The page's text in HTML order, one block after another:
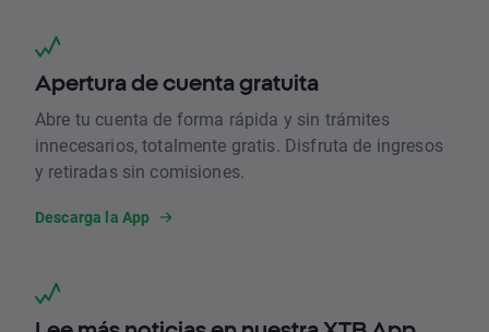
Apertura de cuenta gratuita
Abre tu cuenta de forma rápida y sin trámites
innecesarios, totalmente gratis. Disfruta de ingresos
y retiradas sin comisiones.
Descarga la App